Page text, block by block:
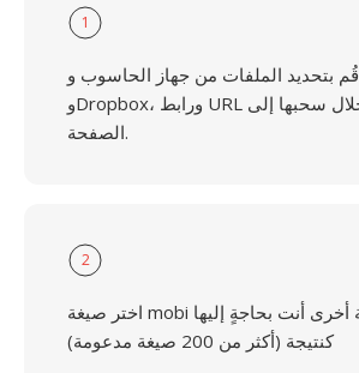
1
قُم بتحديد الملفات من جهاز الحاسوب وGoogle Drive
وDropbox، ورابط URL أو من خلال سحبها إلى
الصفحة.
2
اختر صيغة mobi أو أية صيغة أخرى أنت بحاجةٍ إليها
كنتيجة (أكثر من 200 صيغة مدعومة)